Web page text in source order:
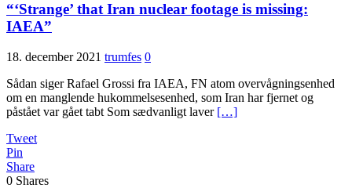
“‘Strange’ that Iran nuclear footage is missing:
IAEA”
18. december 2021 trumfes 0
Sådan siger Rafael Grossi fra IAEA, FN atom overvågningsenhed
om en manglende hukommelsesenhed, som Iran har fjernet og
påstået var gået tabt Som sædvanligt laver […]
Tweet
Pin
Share
0 Shares